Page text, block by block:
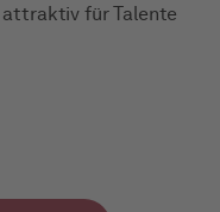
für Talente